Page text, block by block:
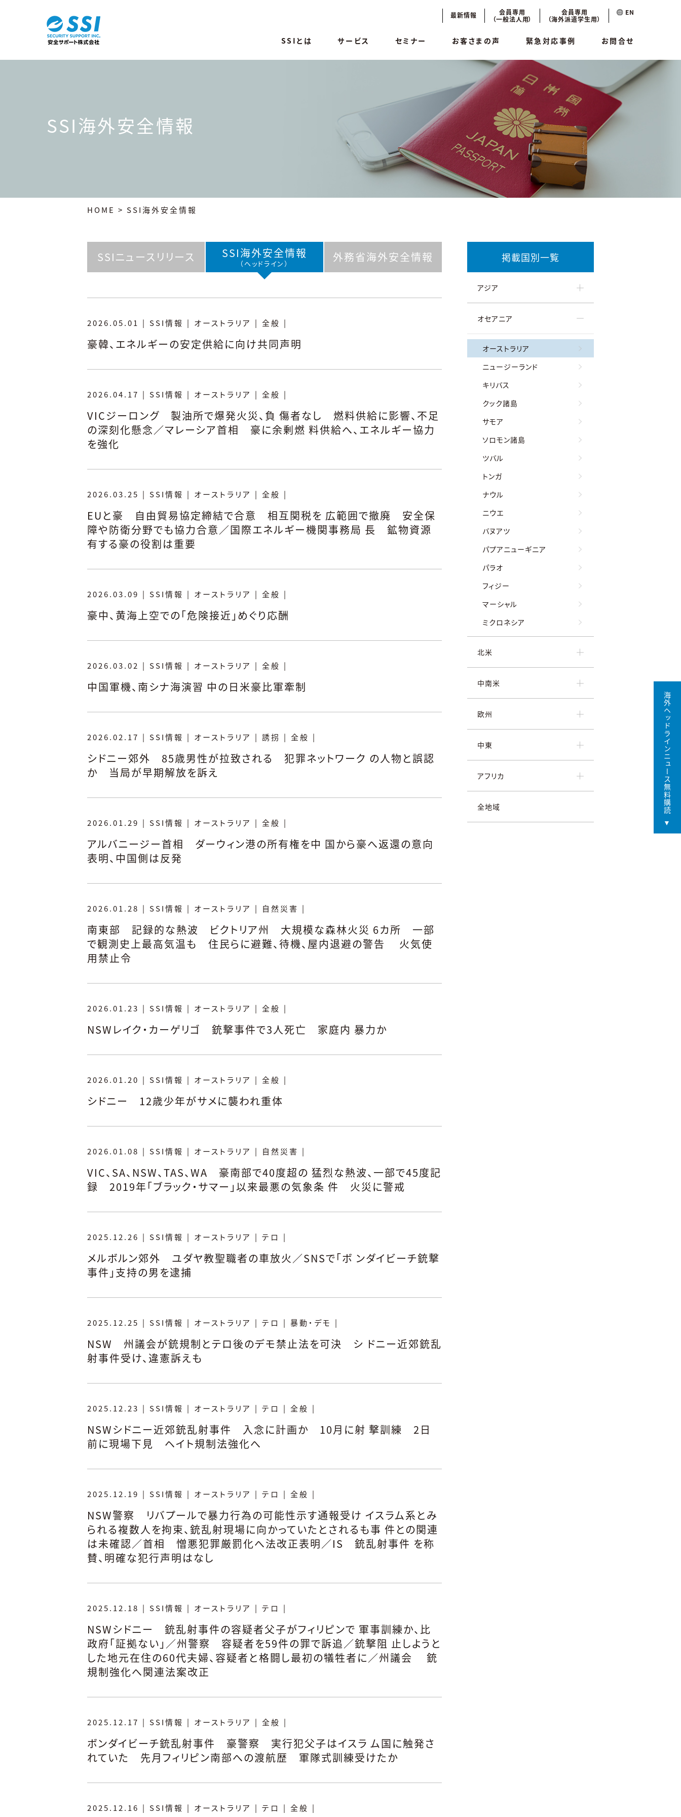
最新情報
会員専用
（一般法人用）
会員専用
（海外派遣学生用）
EN
SSIとは サービス セミナー お客さまの声 緊急対応事例 お問合せ
海外ヘッドラインニュース無料購読
SSI海外安全情報
HOME > SSI海外安全情報
SSIニュースリリース SSI海外安全情報
（ヘッドライン） 外務省海外安全情報
2026.05.01 | SSI情報 | オーストラリア | 全般 |
豪韓、エネルギーの安定供給に向け共同声明
2026.04.17 | SSI情報 | オーストラリア | 全般 |
VICジーロング 製油所で爆発火災、負 傷者なし 燃料供給に影響、不足
の深刻化懸念／マレーシア首相 豪に余剰燃 料供給へ、エネルギー協力
を強化
2026.03.25 | SSI情報 | オーストラリア | 全般 |
EUと豪 自由貿易協定締結で合意 相互関税を 広範囲で撤廃 安全保
障や防衛分野でも協力合意／国際エネルギー機関事務局 長 鉱物資源
有する豪の役割は重要
2026.03.09 | SSI情報 | オーストラリア | 全般 |
豪中、黄海上空での「危険接近」めぐり応酬
2026.03.02 | SSI情報 | オーストラリア | 全般 |
中国軍機、南シナ海演習 中の日米豪比軍牽制
2026.02.17 | SSI情報 | オーストラリア | 誘拐 | 全般 |
シドニー郊外 85歳男性が拉致される 犯罪ネットワーク の人物と誤認
か 当局が早期解放を訴え
2026.01.29 | SSI情報 | オーストラリア | 全般 |
アルバニージー首相 ダーウィン港の所有権を中 国から豪へ返還の意向
表明、中国側は反発
2026.01.28 | SSI情報 | オーストラリア | 自然災害 |
南東部 記録的な熱波 ビクトリア州 大規模な森林火災 6カ所 一部
で観測史上最高気温も 住民らに避難、待機、屋内退避の警告 火気使
用禁止令
2026.01.23 | SSI情報 | オーストラリア | 全般 |
NSWレイク・カーゲリゴ 銃撃事件で3人死亡 家庭内 暴力か
2026.01.20 | SSI情報 | オーストラリア | 全般 |
シドニー 12歳少年がサメに襲われ重体
2026.01.08 | SSI情報 | オーストラリア | 自然災害 |
VIC、SA、NSW、TAS、WA 豪南部で40度超の 猛烈な熱波、一部で45度記
録 2019年「ブラック・サマー」以来最悪の気象条 件 火災に警戒
2025.12.26 | SSI情報 | オーストラリア | テロ |
メルボルン郊外 ユダヤ教聖職者の車放火／SNSで「ボ ンダイビーチ銃撃
事件」支持の男を逮捕
2025.12.25 | SSI情報 | オーストラリア | テロ | 暴動・デモ |
NSW 州議会が銃規制とテロ後のデモ禁止法を可決 シ ドニー近郊銃乱
射事件受け、違憲訴えも
2025.12.23 | SSI情報 | オーストラリア | テロ | 全般 |
NSWシドニー近郊銃乱射事件 入念に計画か 10月に射 撃訓練 2日
前に現場下見 ヘイト規制法強化へ
2025.12.19 | SSI情報 | オーストラリア | テロ | 全般 |
NSW警察 リバプールで暴力行為の可能性示す通報受け イスラム系とみ
られる複数人を拘束、銃乱射現場に向かっていたとされるも事 件との関連
は未確認／首相 憎悪犯罪厳罰化へ法改正表明／IS 銃乱射事件 を称
賛、明確な犯行声明はなし
2025.12.18 | SSI情報 | オーストラリア | テロ |
NSWシドニー 銃乱射事件の容疑者父子がフィリピンで 軍事訓練か、比
政府「証拠ない」／州警察 容疑者を59件の罪で訴追／銃撃阻 止しようと
した地元在住の60代夫婦、容疑者と格闘し最初の犠牲者に／州議会 銃
規制強化へ関連法案改正
2025.12.17 | SSI情報 | オーストラリア | 全般 |
ボンダイビーチ銃乱射事件 豪警察 実行犯父子はイスラ ム国に触発さ
れていた 先月フィリピン南部への渡航歴 軍隊式訓練受けたか
2025.12.16 | SSI情報 | オーストラリア | テロ | 全般 |
掲載国別一覧
アジア
オセアニア
オーストラリア
ニュージーランド
キリバス
クック諸島
サモア
ソロモン諸島
ツバル
トンガ
ナウル
ニウエ
バヌアツ
パプアニューギニア
パラオ
フィジー
マーシャル
ミクロネシア
北米
中南米
欧州
中東
アフリカ
全地域